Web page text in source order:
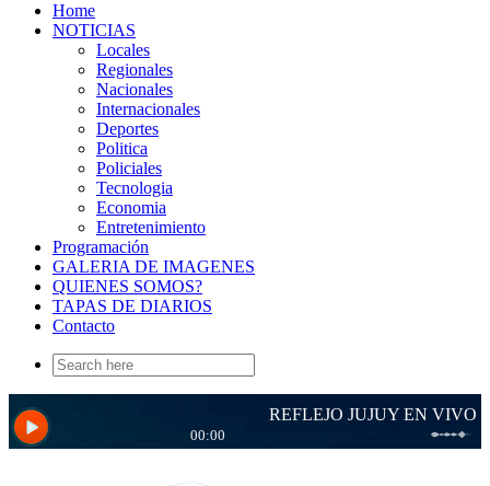
Home
NOTICIAS
Locales
Regionales
Nacionales
Internacionales
Deportes
Politica
Policiales
Tecnologia
Economia
Entretenimiento
Programación
GALERIA DE IMAGENES
QUIENES SOMOS?
TAPAS DE DIARIOS
Contacto
Search
for: